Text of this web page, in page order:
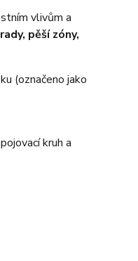
vlivům a
pěší zóny,
(označeno jako
kruh a